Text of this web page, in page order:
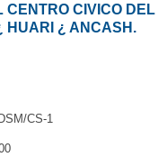
CENTRO CIVICO DEL
HUARI ¿ ANCASH.
CS-1